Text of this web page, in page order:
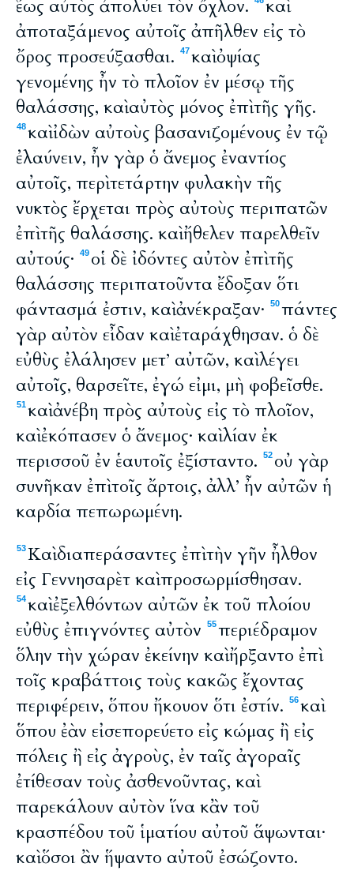
ἕως αὐτὸς ἀπολύει τὸν ὄχλον.
καὶ
ἀποταξάμενος αὐτοῖς ἀπῆλθεν εἰς τὸ
ὄρος προσεύξασθαι.
47καὶ ὀψίας
γενομένης ἦν τὸ πλοῖον ἐν μέσῳ τῆς
θαλάσσης, καὶ αὐτὸς μόνος ἐπὶ τῆς γῆς.
48καὶ ἰδὼν αὐτοὺς βασανιζομένους ἐν τῷ
ἐλαύνειν, ἦν γὰρ ὁ ἄνεμος ἐναντίος
αὐτοῖς, περὶ τετάρτην φυλακὴν τῆς
νυκτὸς ἔρχεται πρὸς αὐτοὺς περιπατῶν
ἐπὶ τῆς θαλάσσης. καὶ ἤθελεν παρελθεῖν
αὐτούς·
49 οἱ δὲ ἰδόντες αὐτὸν ἐπὶ τῆς
θαλάσσης περιπατοῦντα ἔδοξαν ὅτι
φάντασμά ἐστιν, καὶ ἀνέκραξαν·
50πάντες
γὰρ αὐτὸν εἶδαν καὶ ἐταράχθησαν. ὁ δὲ
εὐθὺς ἐλάλησεν μετ’ αὐτῶν, καὶ λέγει
αὐτοῖς, θαρσεῖτε, ἐγώ εἰμι, μὴ φοβεῖσθε.
51καὶ ἀνέβη πρὸς αὐτοὺς εἰς τὸ πλοῖον,
καὶ ἐκόπασεν ὁ ἄνεμος· καὶ λίαν ἐκ
περισσοῦ ἐν ἑαυτοῖς ἐξίσταντο.
52 οὐ γὰρ
συνῆκαν ἐπὶ τοῖς ἄρτοις, ἀλλ’ ἦν αὐτῶν ἡ
καρδία πεπωρωμένη.
53Καὶ διαπεράσαντες ἐπὶ τὴν γῆν ἦλθον
εἰς Γεννησαρὲτ καὶ προσωρμίσθησαν.
54καὶ ἐξελθόντων αὐτῶν ἐκ τοῦ πλοίου
εὐθὺς ἐπιγνόντες αὐτὸν
55περιέδραμον
ὅλην τὴν χώραν ἐκείνην καὶ ἤρξαντο ἐπὶ
τοῖς κραβάττοις τοὺς κακῶς ἔχοντας
περιφέρειν, ὅπου ἤκουον ὅτι ἐστίν.
56καὶ
ὅπου ἐὰν εἰσεπορεύετο εἰς κώμας ἢ εἰς
πόλεις ἢ εἰς ἀγροὺς, ἐν ταῖς ἀγοραῖς
ἐτίθεσαν τοὺς ἀσθενοῦντας, καὶ
παρεκάλουν αὐτὸν ἵνα κἂν τοῦ
κρασπέδου τοῦ ἱματίου αὐτοῦ ἅψωνται·
καὶ ὅσοι ἂν ἥψαντο αὐτοῦ ἐσώζοντο.